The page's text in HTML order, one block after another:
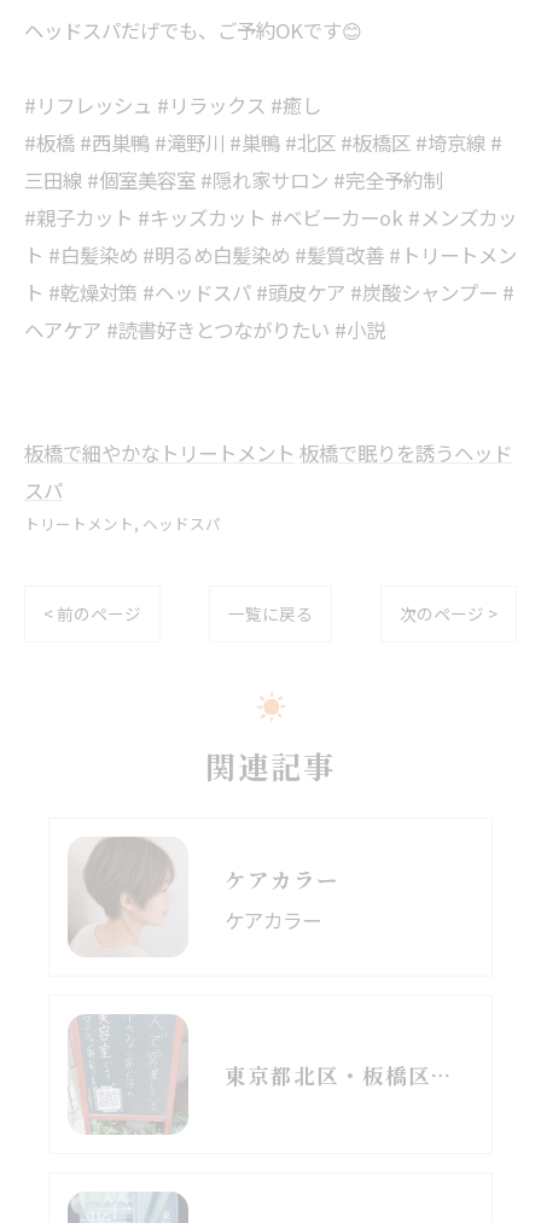
ヘッドスパだげでも、ご予約OKです😊
#リフレッシュ #リラックス #癒し
#板橋 #西巣鴨 #滝野川 #巣鴨 #北区 #板橋区 #埼京線 #
三田線 #個室美容室 #隠れ家サロン #完全予約制
#親子カット #キッズカット #ベビーカーok #メンズカッ
ト #白髪染め #明るめ白髪染め #髪質改善 #トリートメン
ト #乾燥対策 #ヘッドスパ #頭皮ケア #炭酸シャンプー #
ヘアケア #読書好きとつながりたい #小説
板橋で細やかなトリートメント 板橋で眠りを誘うヘッド
スパ
トリートメント ヘッドスパ
< 前のページ 一覧に戻る 次のページ >
関連記事
ケアカラー
ケアカラー
東京都北区・板橋区でヘアマニキュアをお探しの方へ｜頭皮がしみる方のための白髪染めという選択肢